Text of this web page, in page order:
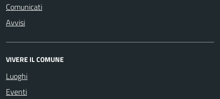
Comunicati
Avvisi
VIVERE IL COMUNE
Luoghi
Eventi